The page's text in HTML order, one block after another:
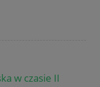
w czasie II